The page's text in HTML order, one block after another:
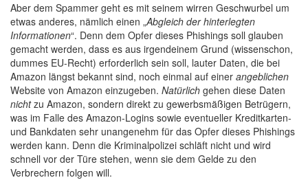
Aber dem Spammer geht es mit seinem wirren Geschwurbel um
etwas anderes, nämlich einen „Abgleich der hinterlegten
Informationen“. Denn dem Opfer dieses Phishings soll glauben
gemacht werden, dass es aus irgendeinem Grund (wissenschon,
dummes EU-Recht) erforderlich sein soll, lauter Daten, die bei
Amazon längst bekannt sind, noch einmal auf einer angeblichen
Website von Amazon einzugeben. Natürlich gehen diese Daten
nichtzu Amazon, sondern direkt zu gewerbsmäßigen Betrügern,
was im Falle des Amazon-Logins sowie eventueller Kreditkarten-
und Bankdaten sehr unangenehm für das Opfer dieses Phishings
werden kann. Denn die Kriminalpolizei schläft nicht und wird
schnell vor der Türe stehen, wenn sie dem Gelde zu den
Verbrechern folgen will.